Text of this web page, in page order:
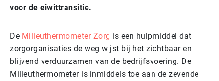
voor de eiwittransitie.
De Milieuthermometer Zorg is een hulpmiddel dat
zorgorganisaties de weg wijst bij het zichtbaar en
blijvend verduurzamen van de bedrijfsvoering. De
Milieuthermometer is inmiddels toe aan de zevende